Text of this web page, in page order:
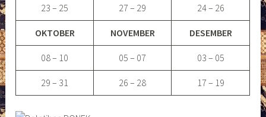
23 – 25 27 – 29 24 – 26
OKTOBER NOVEMBER DESEMBER
08 – 10 05 – 07 03 – 05
29 – 31 26 – 28 17 – 19